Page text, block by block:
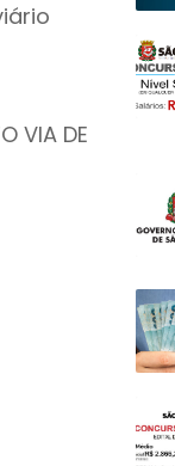
VIA DE